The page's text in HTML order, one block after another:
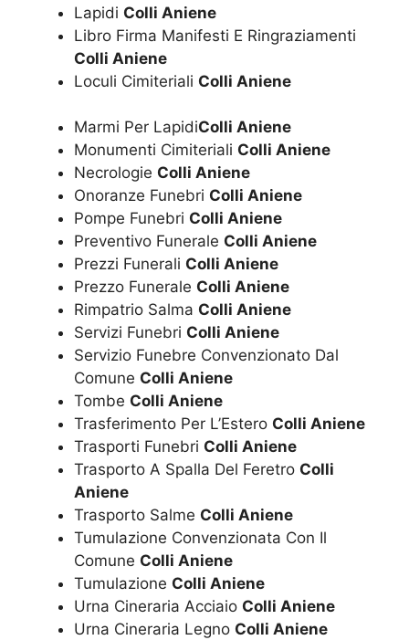
Lapidi Colli Aniene
Libro Firma Manifesti E Ringraziamenti
Colli Aniene
Loculi Cimiteriali Colli Aniene
Marmi Per LapidiColli Aniene
Monumenti Cimiteriali Colli Aniene
Necrologie Colli Aniene
Onoranze Funebri Colli Aniene
Pompe Funebri Colli Aniene
Preventivo Funerale Colli Aniene
Prezzi Funerali Colli Aniene
Prezzo Funerale Colli Aniene
Rimpatrio Salma Colli Aniene
Servizi Funebri Colli Aniene
Servizio Funebre Convenzionato Dal
Comune Colli Aniene
Tombe Colli Aniene
Trasferimento Per L’Estero Colli Aniene
Trasporti Funebri Colli Aniene
Trasporto A Spalla Del Feretro Colli
Aniene
Trasporto Salme Colli Aniene
Tumulazione Convenzionata Con Il
Comune Colli Aniene
Tumulazione Colli Aniene
Urna Cineraria Acciaio Colli Aniene
Urna Cineraria Legno Colli Aniene